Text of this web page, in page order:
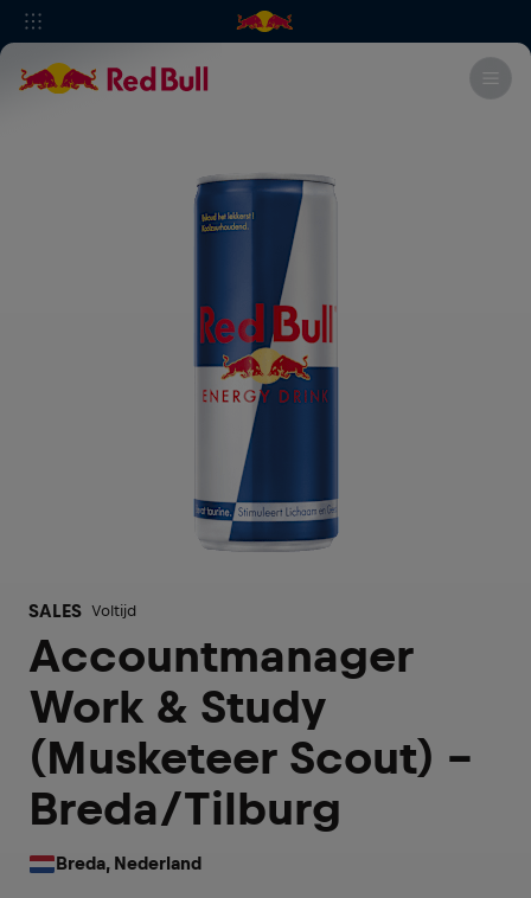
SALES Voltijd
Accountmanager
Work & Study
(Musketeer Scout) -
Breda/Tilburg
Breda, Nederland